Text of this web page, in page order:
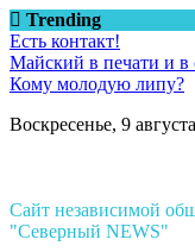
Перейти
к
содержимому
Trending
Есть контакт!
Майский в печати и в
Кому молодую липу?
Воскресенье, 9
Сайт независимой
"Северный NEWS"